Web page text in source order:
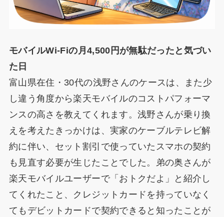
モバイルWi-Fiの月4,500円が無駄だったと気づい
た日
富山県在住・30代の浅野さんのケースは、また少
し違う角度から楽天モバイルのコストパフォーマ
ンスの高さを教えてくれます。浅野さんが乗り換
えを考えたきっかけは、実家のケーブルテレビ解
約に伴い、セット割引で使っていたスマホの契約
も見直す必要が生じたことでした。弟の奥さんが
楽天モバイルユーザーで「おトクだよ」と紹介し
てくれたこと、クレジットカードを持っていなく
てもデビットカードで契約できると知ったことが